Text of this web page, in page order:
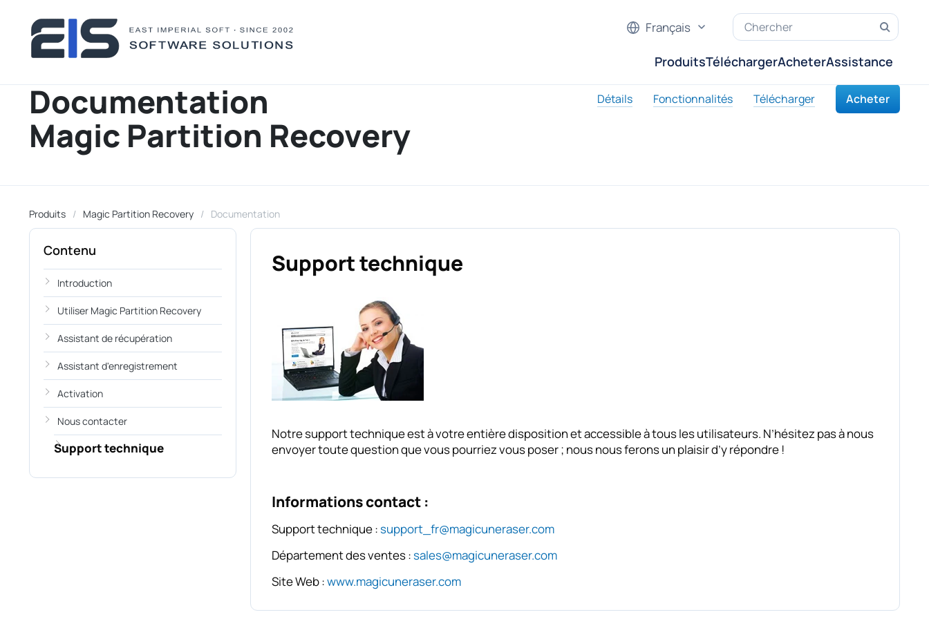
ProduitsTéléchargerAcheterAssistance
Français
Documentation
Magic Partition Recovery
Détails Fonctionnalités Télécharger Acheter
Produits Magic Partition Recovery Documentation
Support technique
Notre support technique est à votre entière disposition et accessible à tous les utilisateurs. N’hésitez pas à nous
envoyer toute question que vous pourriez vous poser ; nous nous ferons un plaisir d’y répondre !
Informations contact :
Support technique :support_fr@magicuneraser.com
Département des ventes :sales@magicuneraser.com
Site Web :www.magicuneraser.com
Contenu
Introduction
Utiliser Magic Partition Recovery
Assistant de récupération
Assistant d'enregistrement
Activation
Nous contacter
Support technique